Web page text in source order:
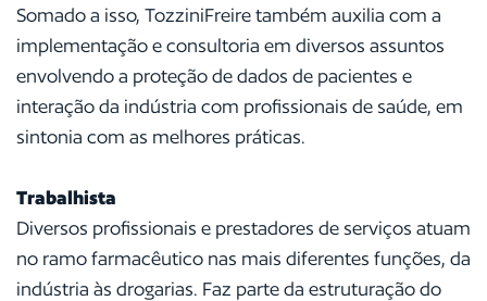
Somado a isso, TozziniFreire também auxilia com a
implementação e consultoria em diversos assuntos
envolvendo a proteção de dados de pacientes e
interação da indústria com profissionais de saúde, em
sintonia com as melhores práticas.
Trabalhista
Diversos profissionais e prestadores de serviços atuam
no ramo farmacêutico nas mais diferentes funções, da
indústria às drogarias. Faz parte da estruturação do